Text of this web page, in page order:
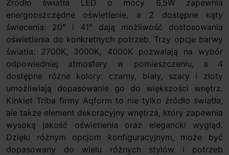
Źródło światła LED o mocy 6,5W zapewnia
energooszczędne oświetlenie, a 2 dostępne kąty
świecenia: 20° i 41° dają możliwość dostosowania
oświetlenia do konkretnych potrzeb. Trzy opcje barwy
światła: 2700K, 3000K, 4000K pozwalają na wybór
odpowiedniej atmosfery w pomieszczeniu, a 4
dostępne różne kolory: czarny, biały, szary i złoty
umożliwiają dopasowanie go do większości wnętrz.
Kinkiet Triba firmy Aqform to nie tylko źródło światła,
ale także element dekoracyjny wnętrza, który zapewnia
wysoką jakość oświetlenia oraz elegancki wygląd.
Dzięki różnym opcjom konfiguracyjnym, może być
dopasowany do wielu różnych stylów i potrzeb